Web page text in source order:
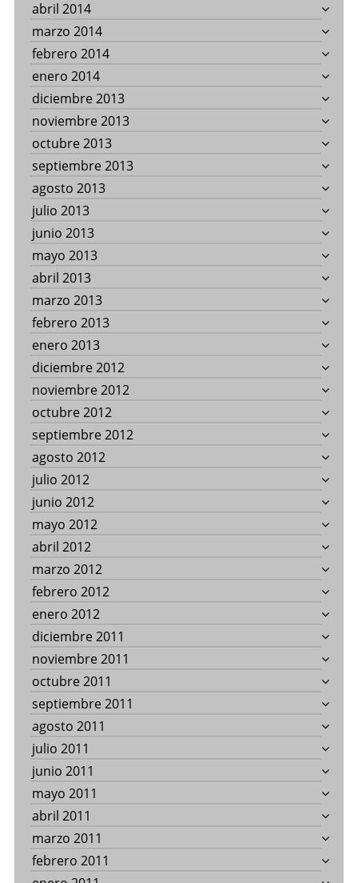
abril 2014
marzo 2014
febrero 2014
enero 2014
diciembre 2013
noviembre 2013
octubre 2013
septiembre 2013
agosto 2013
julio 2013
junio 2013
mayo 2013
abril 2013
marzo 2013
febrero 2013
enero 2013
diciembre 2012
noviembre 2012
octubre 2012
septiembre 2012
agosto 2012
julio 2012
junio 2012
mayo 2012
abril 2012
marzo 2012
febrero 2012
enero 2012
diciembre 2011
noviembre 2011
octubre 2011
septiembre 2011
agosto 2011
julio 2011
junio 2011
mayo 2011
abril 2011
marzo 2011
febrero 2011